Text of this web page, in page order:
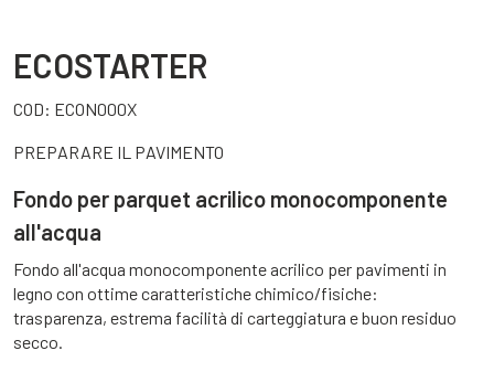
ECOSTARTER
COD: ECON000X
PREPARARE IL PAVIMENTO
Fondo per parquet acrilico monocomponente
all'acqua
Fondo all'acqua monocomponente acrilico per pavimenti in
legno con ottime caratteristiche chimico/fisiche:
trasparenza, estrema facilità di carteggiatura e buon residuo
secco.